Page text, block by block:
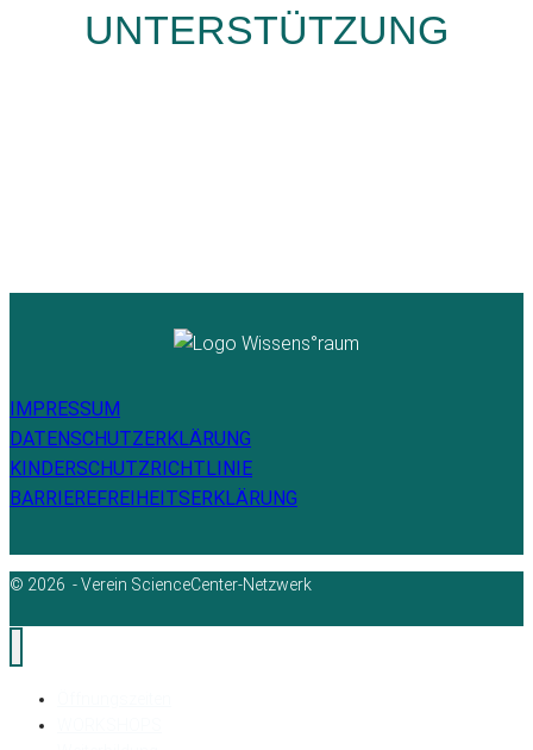
UNTERSTÜTZUNG
IMPRESSUM
DATENSCHUTZERKLÄRUNG
KINDERSCHUTZRICHTLINIE
BARRIEREFREIHEITSERKLÄRUNG
© 2026 - Verein ScienceCenter-Netzwerk